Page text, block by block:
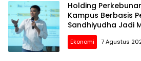
Holding
Kampus Berbasis
Sandhiyudha Jadi
Pertama Magister
Ekonomi 7 Agustus